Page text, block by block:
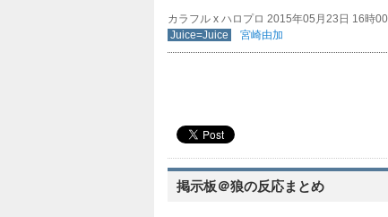
カラフル x ハロプロ 2015年05月23日 16時
Juice=Juice
宮崎由加
掲示板＠狼の反応まとめ